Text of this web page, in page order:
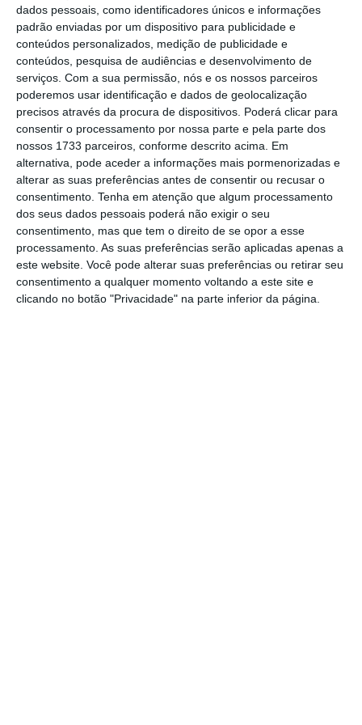
dados pessoais, como identificadores únicos e informações
padrão enviadas por um dispositivo para publicidade e
conteúdos personalizados, medição de publicidade e
conteúdos, pesquisa de audiências e desenvolvimento de
serviços. Com a sua permissão, nós e os nossos parceiros
poderemos usar identificação e dados de geolocalização
precisos através da procura de dispositivos. Poderá clicar para
consentir o processamento por nossa parte e pela parte dos
nossos 1733 parceiros, conforme descrito acima. Em
alternativa, pode aceder a informações mais pormenorizadas e
alterar as suas preferências antes de consentir ou recusar o
consentimento. Tenha em atenção que algum processamento
dos seus dados pessoais poderá não exigir o seu
consentimento, mas que tem o direito de se opor a esse
processamento. As suas preferências serão aplicadas apenas a
este website. Você pode alterar suas preferências ou retirar seu
consentimento a qualquer momento voltando a este site e
clicando no botão "Privacidade" na parte inferior da página.
construção civil, disse.
Segundo o responsável,os 100 trabalhadores
para o setor dos transportes já foram
selecionados pelos respetivos institutos de
emprego e irão preencher vagas na Área
Metropolitana de Lisboa.Outros 40
profissionais em metalomecânica vão ser
empregados numa empresa com sede em
Aveiro, estando em fase de formação em
Moçambique, seguindo-se outra de
capacitação em Portugal, visando melhorar
as suas capacidades.